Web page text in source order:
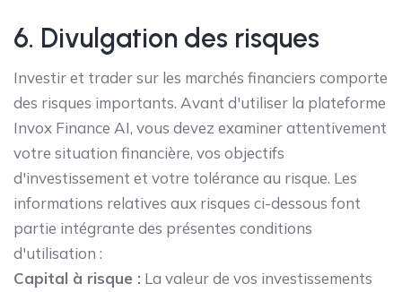
6. Divulgation des risques
Investir et trader sur les marchés financiers comporte
des risques importants. Avant d'utiliser la plateforme
Invox Finance AI, vous devez examiner attentivement
votre situation financière, vos objectifs
d'investissement et votre tolérance au risque. Les
informations relatives aux risques ci-dessous font
partie intégrante des présentes conditions
d'utilisation :
Capital à risque : La valeur de vos investissements